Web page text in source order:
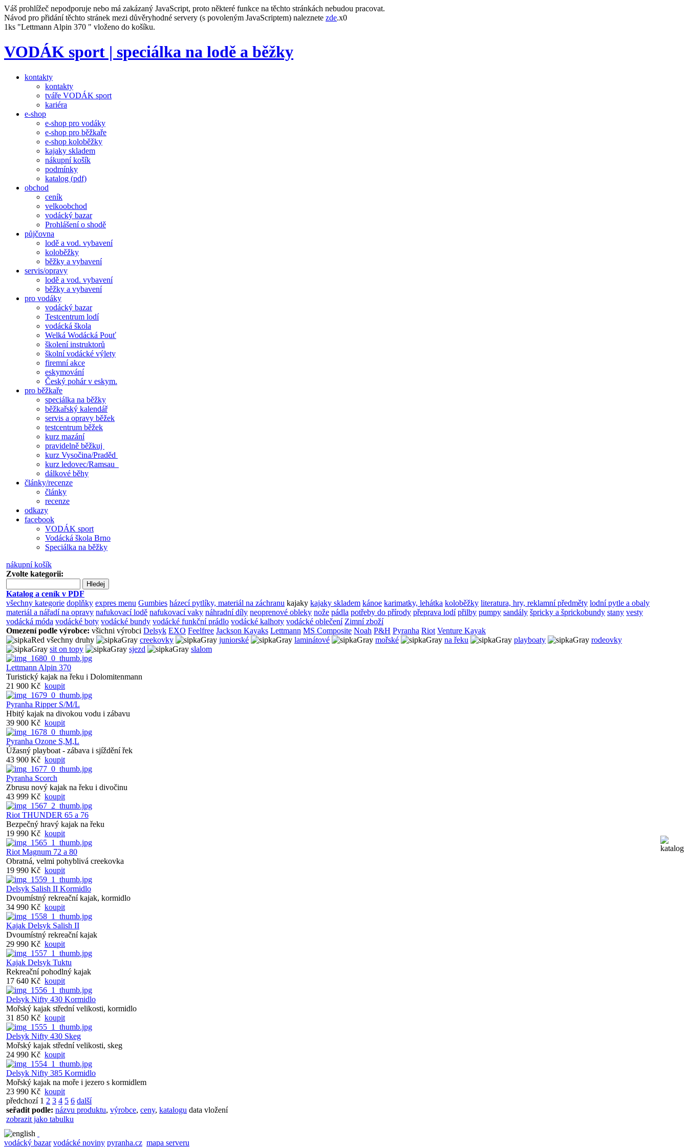
Váš prohlížeč nepodporuje nebo má zakázaný JavaScript, proto některé funkce na těchto stránkách nebudou pracovat.
Návod pro přidání těchto stránek mezi důvěryhodné servery (s povoleným JavaScriptem) naleznete zde.x0
1ks "Lettmann Alpin 370 " vloženo do košíku.
VODÁK sport | speciálka na lodě a běžky
kontakty
kontakty
tváře VODÁK sport
kariéra
e-shop
e-shop pro vodáky
e-shop pro běžkaře
e-shop koloběžky
kajaky skladem
nákupní košík
podmínky
katalog (pdf)
obchod
ceník
velkoobchod
vodácký bazar
Prohlášení o shodě
půjčovna
lodě a vod. vybavení
koloběžky
běžky a vybavení
servis/opravy
lodě a vod. vybavení
běžky a vybavení
pro vodáky
vodácký bazar
Testcentrum lodí
vodácká škola
Welká Wodácká Pouť
školení instruktorů
školní vodácké výlety
firemní akce
eskymování
Český pohár v eskym.
pro běžkaře
speciálka na běžky
běžkařský kalendář
servis a opravy běžek
testcentrum běžek
kurz mazání
pravidelně běžkuj
kurz Vysočina/Praděd
kurz ledovec/Ramsau
dálkové běhy
články/recenze
články
recenze
odkazy
facebook
VODÁK sport
Vodácká škola Brno
Speciálka na běžky
nákupní košík
Zvolte kategorii:
Hledej
Katalog a ceník v PDF
všechny kategorie doplňky expres menu Gumbies házecí pytlíky, materiál na záchranu kajaky kajaky skladem kánoe karimatky, lehátka koloběžky literatura, hry, reklamní předměty lodní pytle a obaly
materiál a nářadí na opravy nafukovací lodě nafukovací vaky náhradní díly neoprenové obleky nože pádla potřeby do přírody přeprava lodí přilby pumpy sandály špricky a šprickobundy stany vesty
vodácká móda vodácké boty vodácké bundy vodácké funkční prádlo vodácké kalhoty vodácké oblečení Zimní zboží
Omezení podle výrobce: všichni výrobci Delsyk EXO Feelfree Jackson Kayaks Lettmann MS Composite Noah P&H Pyranha Riot Venture Kayak
všechny druhy
creekovky juniorské laminátové mořské na řeku playboaty
rodeovky
sit on topy
sjezd slalom
Lettmann Alpin 370
Turistický kajak na řeku i Dolomitenmann
21 900 Kč koupit
Pyranha Ripper S/M/L
Hbitý kajak na divokou vodu i zábavu
39 900 Kč koupit
Pyranha Ozone S,M,L
Úžasný playboat - zábava i sjíždění řek
43 900 Kč koupit
Pyranha Scorch
Zbrusu nový kajak na řeku i divočinu
43 999 Kč koupit
Riot THUNDER 65 a 76
Bezpečný hravý kajak na řeku
19 990 Kč koupit
Riot Magnum 72 a 80
Obratná, velmi pohyblivá creekovka
19 990 Kč koupit
Delsyk Salish II Kormidlo
Dvoumístný rekreační kajak, kormidlo
34 990 Kč koupit
Kajak Delsyk Salish II
Dvoumístný rekreační kajak
29 990 Kč koupit
Kajak Delsyk Tuktu
Rekreační pohodlný kajak
17 640 Kč koupit
Delsyk Nifty 430 Kormidlo
Mořský kajak střední velikosti, kormidlo
31 850 Kč koupit
Delsyk Nifty 430 Skeg
Mořský kajak střední velikosti, skeg
24 990 Kč koupit
Delsyk Nifty 385 Kormidlo
Mořský kajak na moře i jezero s kormidlem
23 990 Kč koupit
předchozí 1 2 3 4 5 6 další
seřadit podle: názvu produktu, výrobce, ceny, katalogu data vložení
zobrazit jako tabulku
vodácký bazar vodácké noviny pyranha.cz mapa serveru